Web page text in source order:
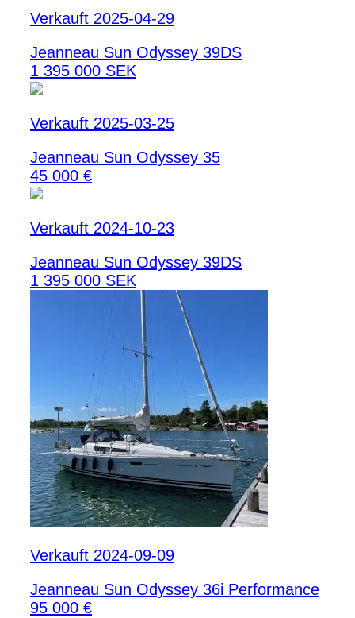
Verkauft 2025-04-29
Jeanneau Sun Odyssey 39DS
1 395 000 SEK
Verkauft 2025-03-25
Jeanneau Sun Odyssey 35
45 000 €
Verkauft 2024-10-23
Jeanneau Sun Odyssey 39DS
1 395 000 SEK
Verkauft 2024-09-09
Jeanneau Sun Odyssey 36i Performance
95 000 €